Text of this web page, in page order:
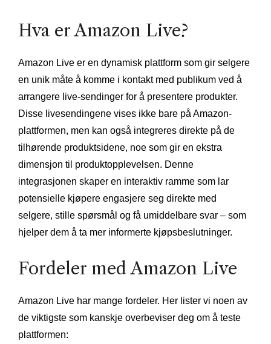
Hva er Amazon Live?
Amazon Live er en dynamisk plattform som gir selgere
en unik måte å komme i kontakt med publikum ved å
arrangere live-sendinger for å presentere produkter.
Disse livesendingene vises ikke bare på Amazon-
plattformen, men kan også integreres direkte på de
tilhørende produktsidene, noe som gir en ekstra
dimensjon til produktopplevelsen. Denne
integrasjonen skaper en interaktiv ramme som lar
potensielle kjøpere engasjere seg direkte med
selgere, stille spørsmål og få umiddelbare svar – som
hjelper dem å ta mer informerte kjøpsbeslutninger.
Fordeler med Amazon Live
Amazon Live har mange fordeler. Her lister vi noen av
de viktigste som kanskje overbeviser deg om å teste
plattformen: